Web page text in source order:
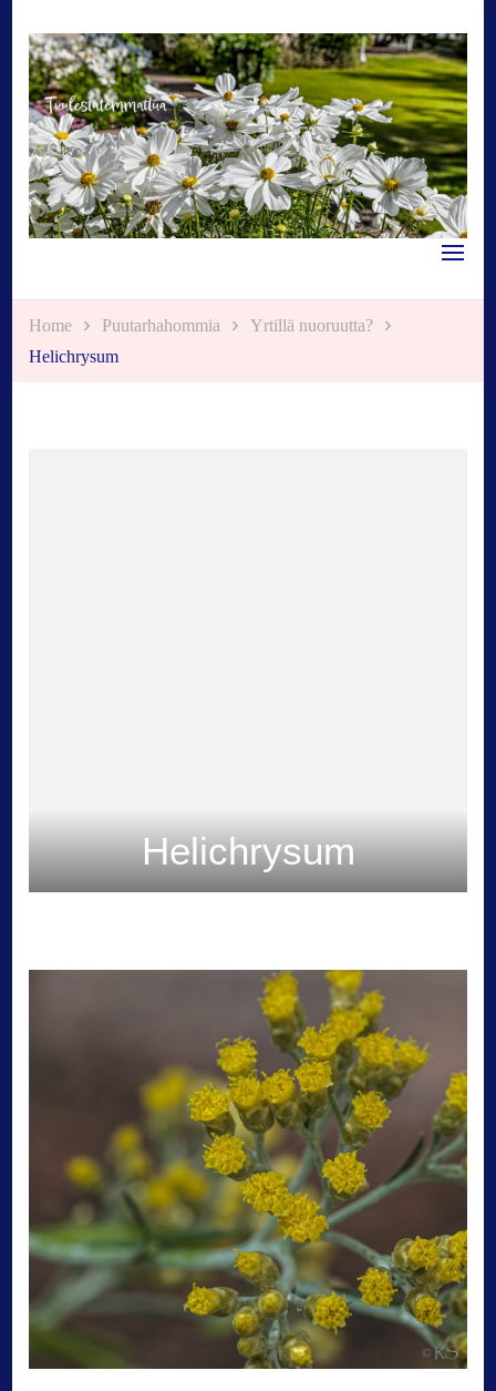
Tuulestatemmattua
Home Puutarhahommia
Yrtillä nuoruutta?
Helichrysum
Helichrysum